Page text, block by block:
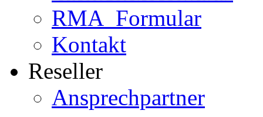
RMA_Formular
Kontakt
Reseller
Ansprechpartner